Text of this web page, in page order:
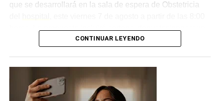
que se desarrollará en la sala de espera de Obstetricia
stand informativo destinado a acompañar a las familias
Desde elHospital Enrique V. de Llamas
importancia de que toda la comunidad se acerque a
CONTINUAR LEYENDO